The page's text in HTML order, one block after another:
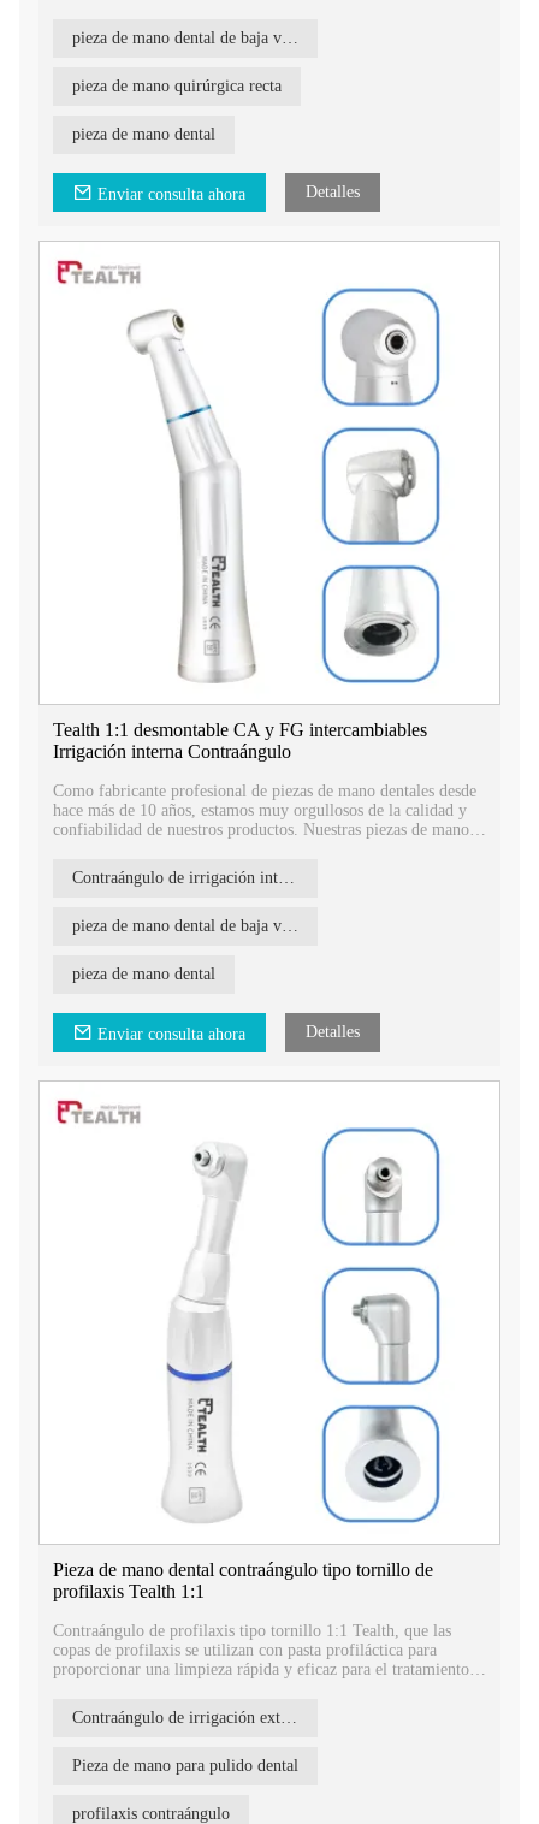
pieza de mano dental de baja velocidad
pieza de mano quirúrgica recta
pieza de mano dental
Enviar consulta ahora Detalles
Tealth 1:1 desmontable CA y FG intercambiables
Irrigación interna Contraángulo
Como fabricante profesional de piezas de mano dentales desde
hace más de 10 años, estamos muy orgullosos de la calidad y
confiabilidad de nuestros productos. Nuestras piezas de mano
estándares de la industria y están respaldadas por certificaciones
de registro.
Contraángulo de irrigación interna
pieza de mano dental de baja velocidad
pieza de mano dental
Enviar consulta ahora Detalles
Pieza de mano dental contraángulo tipo tornillo de
profilaxis Tealth 1:1
Contraángulo de profilaxis tipo tornillo 1:1 Tealth, que las
copas de profilaxis se utilizan con pasta profiláctica para
proporcionar una limpieza rápida y eficaz para el tratamiento
Contraángulo de irrigación externa
Pieza de mano para pulido dental
profilaxis contraángulo